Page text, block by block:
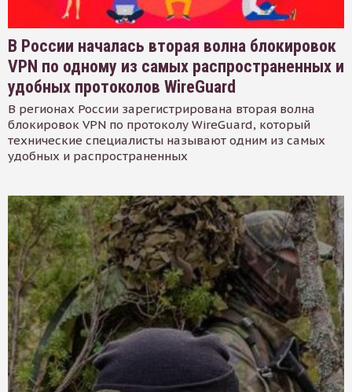
В России началась вторая волна блокировок
VPN по одному из самых распространенных и
удобных протоколов WireGuard
В регионах России зарегистрирована вторая волна
блокировок VPN по протоколу WireGuard, который
технические специалисты называют одним из самых
удобных и распространенных